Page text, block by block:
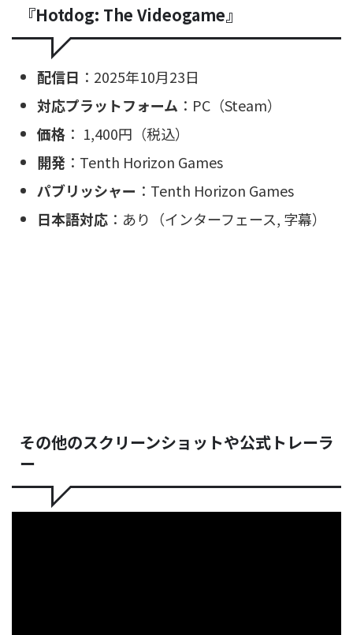
『Hotdog: The Videogame』
配信日 ：2025年10月23日
対応プラットフォーム ：PC（Steam）
価格 ： 1,400円（税込）
開発 ：Tenth Horizon Games
パブリッシャー ：Tenth Horizon Games
日本語対応 ：あり（インターフェース, 字幕）
その他のスクリーンショットや公式トレーラ
ー